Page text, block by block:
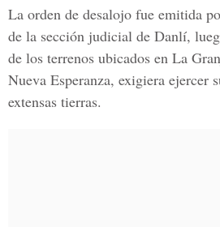
La orden de desalojo fue emitida
de la sección judicial de Danlí,
de los terrenos ubicados en La
Nueva Esperanza, exigiera ejercer
extensas tierras.